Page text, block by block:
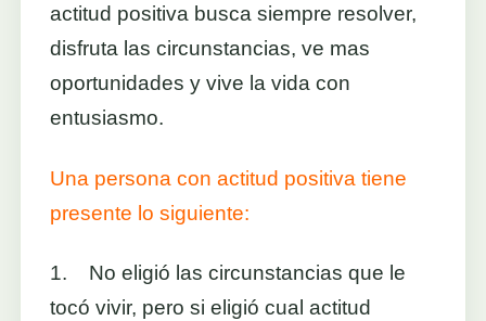
actitud positiva busca siempre resolver,
disfruta las circunstancias, ve mas
oportunidades y vive la vida con
entusiasmo.
Una persona con actitud positiva tiene
presente lo siguiente:
1. No eligió las circunstancias que le
tocó vivir, pero si eligió cual actitud